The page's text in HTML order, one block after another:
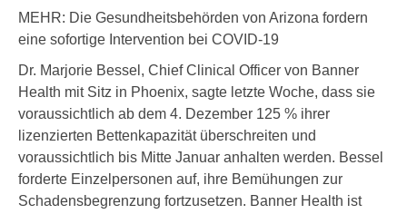
MEHR: Die Gesundheitsbehörden von Arizona fordern
eine sofortige Intervention bei COVID-19
Dr. Marjorie Bessel, Chief Clinical Officer von Banner
Health mit Sitz in Phoenix, sagte letzte Woche, dass sie
voraussichtlich ab dem 4. Dezember 125 % ihrer
lizenzierten Bettenkapazität überschreiten und
voraussichtlich bis Mitte Januar anhalten werden. Bessel
forderte Einzelpersonen auf, ihre Bemühungen zur
Schadensbegrenzung fortzusetzen. Banner Health ist